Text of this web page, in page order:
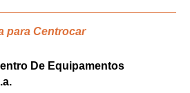
para Centrocar
De Equipamentos